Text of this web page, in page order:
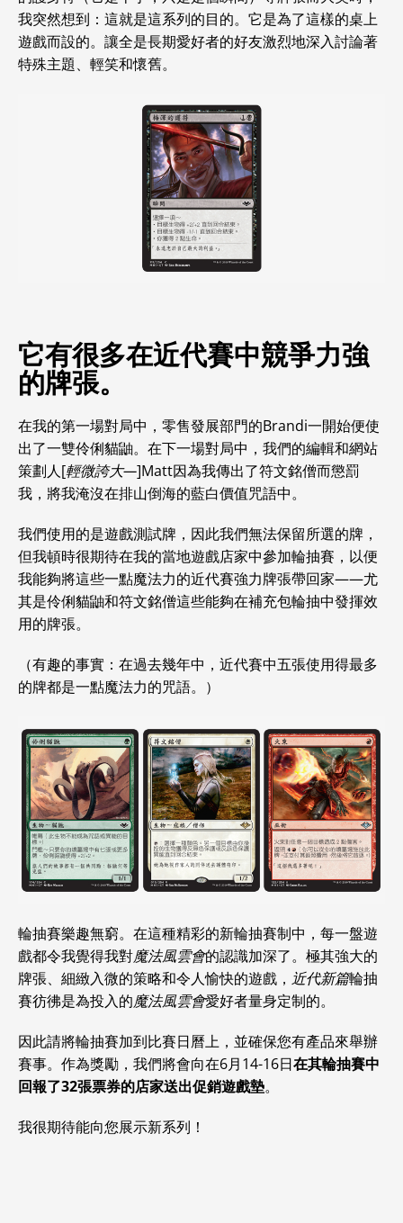
我突然想到：這就是這系列的目的。它是為了這樣的桌上
遊戲而設的。讓全是長期愛好者的好友激烈地深入討論著
特殊主題、輕笑和懷舊。
它有很多在近代賽中競爭力強
的牌張。
在我的第一場對局中，零售發展部門的Brandi一開始便使
出了一雙伶俐貓鼬。在下一場對局中，我們的編輯和網站
策劃人[輕微誇大—]Matt因為我傳出了符文銘僧而懲罰
我，將我淹沒在排山倒海的藍白價值咒語中。
我們使用的是遊戲測試牌，因此我們無法保留所選的牌，
但我頓時很期待在我的當地遊戲店家中參加輪抽賽，以便
我能夠將這些一點魔法力的近代賽強力牌張帶回家——尤
其是伶俐貓鼬和符文銘僧這些能夠在補充包輪抽中發揮效
用的牌張。
（有趣的事實：在過去幾年中，近代賽中五張使用得最多
的牌都是一點魔法力的咒語。）
輪抽賽樂趣無窮。在這種精彩的新輪抽賽制中，每一盤遊
戲都令我覺得我對魔法風雲會的認識加深了。極其強大的
牌張、細緻入微的策略和令人愉快的遊戲， 近代新篇輪抽
賽彷彿是為投入的魔法風雲會愛好者量身定制的。
因此請將輪抽賽加到比賽日曆上，並確保您有產品來舉辦
賽事。作為獎勵，我們將會向在6月14-16日在其輪抽賽中
回報了32張票券的店家送出促銷遊戲墊。
我很期待能向您展示新系列！